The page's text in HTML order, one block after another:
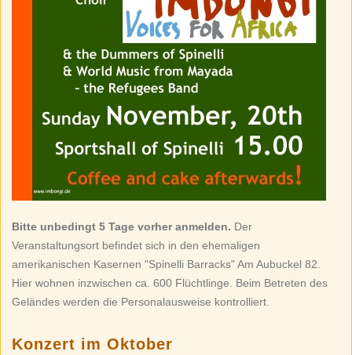
Bitte unbedingt 5 Tage vorher anmelden. Der
Veranstaltungsort befindet sich in den ehemaligen
amerikanischen Kasernen "Spinelli Barracks" Am Aubuckel 82.
Hier wohnen inzwischen ca. 600 Flüchtlinge. Beim Betreten des
Geländes werden die Personalausweise kontrolliert.
Konzert im Oktober